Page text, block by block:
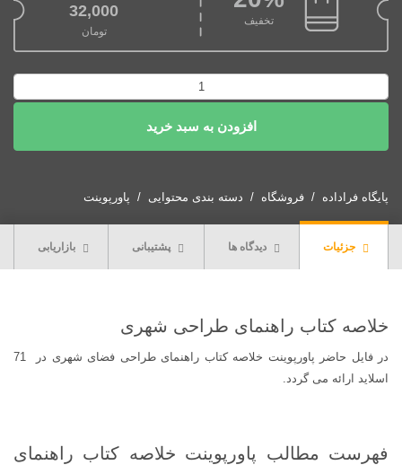
تخفیف
قیمت اصلی: 40,000تومان بود.
32,000
تومان
قیمت فعلی: 32,000تومان.
خلاصه
راهنمای
شهری
افزودن به سبد خرید
پایگاه فراداده فروشگاه دسته بندی محتوایی پاورپوینت
جزئیات دیدگاه ها پشتیبانی بازاریابی
خلاصه کتاب راهنمای طراحی شهری
در فایل حاضر پاورپوینت خلاصه کتاب راهنمای طراحی فضای شهری در 71
اسلاید ارائه می گردد.
فهرست مطالب پاورپوینت خلاصه کتاب راهنمای